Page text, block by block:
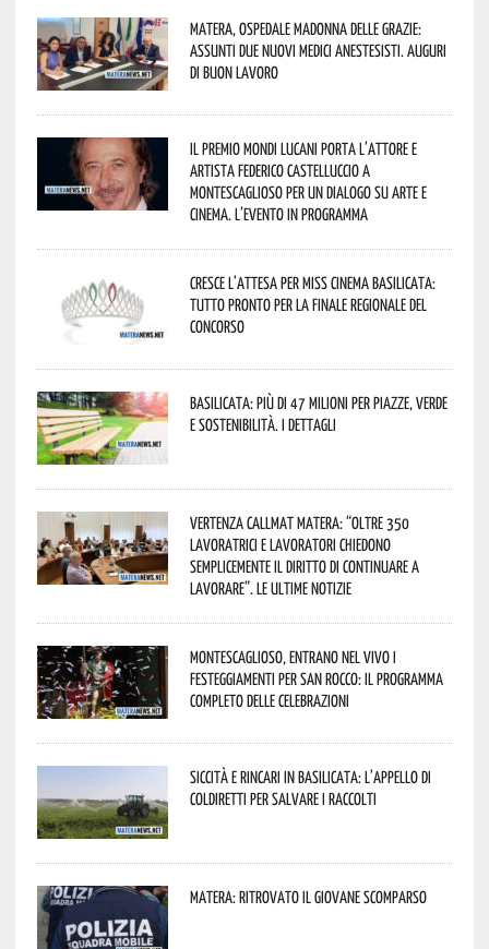
Matera, Ospedale Madonna delle Grazie:
assunti due nuovi medici anestesisti. Auguri
di buon lavoro
Il Premio Mondi Lucani porta l’attore e
artista Federico Castelluccio a
Montescaglioso per un dialogo su arte e
cinema. L’evento in programma
Cresce l’attesa per Miss Cinema Basilicata:
tutto pronto per la finale regionale del
concorso
Basilicata: più di 47 milioni per piazze, verde
e sostenibilità. I dettagli
Vertenza CallMat Matera: “Oltre 350
lavoratrici e lavoratori chiedono
semplicemente il diritto di continuare a
lavorare”. Le ultime notizie
Montescaglioso, entrano nel vivo i
festeggiamenti per San Rocco: il programma
completo delle celebrazioni
Siccità e rincari in Basilicata: l’appello di
Coldiretti per salvare i raccolti
Matera: ritrovato il giovane scomparso